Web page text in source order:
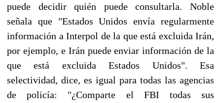
puede decidir quién puede consultarla. Noble
señala que "Estados Unidos envía regularmente
información a Interpol de la que está excluida Irán,
por ejemplo, e Irán puede enviar información de la
que está excluida Estados Unidos". Esa
selectividad, dice, es igual para todas las agencias
de policía: "¿Comparte el FBI todas sus